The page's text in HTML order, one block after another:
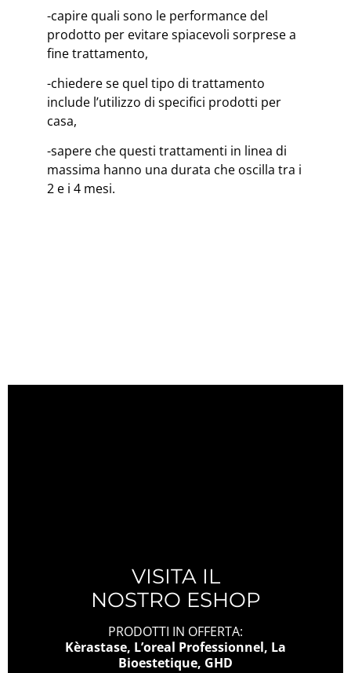
-capire quali sono le performance del
prodotto per evitare spiacevoli sorprese a
fine trattamento,
-chiedere se quel tipo di trattamento
include l’utilizzo di specifici prodotti per
casa,
-sapere che questi trattamenti in linea di
massima hanno una durata che oscilla tra i
2 e i 4 mesi.
VISITA IL
NOSTRO ESHOP
PRODOTTI IN OFFERTA:
Kèrastase, L’oreal Professionnel, La
Bioestetique, GHD